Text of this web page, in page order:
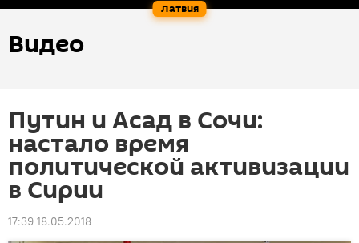
Латвия
Видео
Путин и Асад в Сочи:
настало время
политической активизации
в Сирии
17:39 18.05.2018